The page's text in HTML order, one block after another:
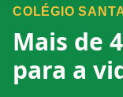
COLÉGIO
Mais de
para a